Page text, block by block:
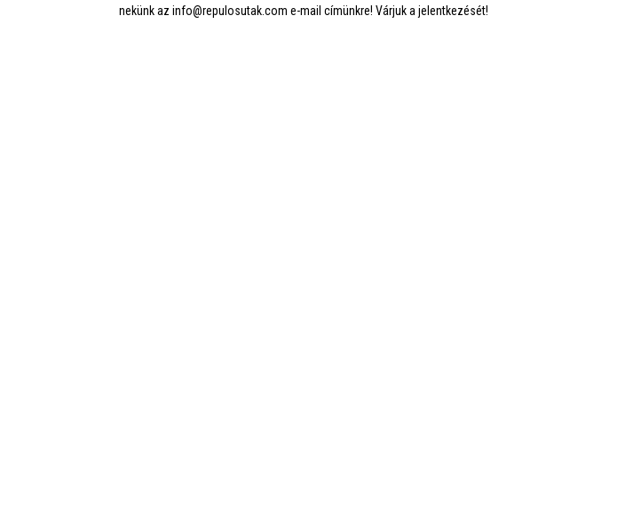
nekünk az info@repulosutak.com e-mail címünkre! Várjuk a jelentkezését!